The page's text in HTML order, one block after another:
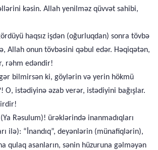
kəsin. Allah yenilməz qüvvət sahibi,
haqsız işdən (oğurluqdan) sonra tövbə
Allah onun tövbəsini qəbul edər. Həqiqətən,
rəhm edəndir!
bilmirsən ki, göylərin və yerin hökmü
O, istədiyinə əzab verər, istədiyini bağışlar.
Rəsulum)! ürəklərində inanmadıqları
ilə): “İnandıq”, deyənlərin (münafiqlərin),
qulaq asanların, sənin hüzuruna gəlməyən